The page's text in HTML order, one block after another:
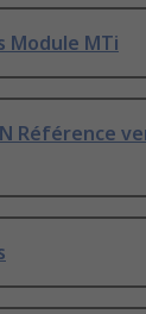
Module MTi
Référence